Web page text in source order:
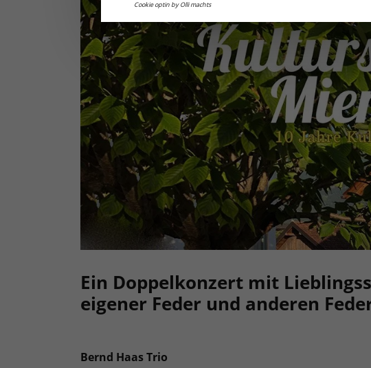
Ein Doppelkonzert mit
eigener Feder und anderen
Bernd Haas Trio
Cookie optin by Olli machts